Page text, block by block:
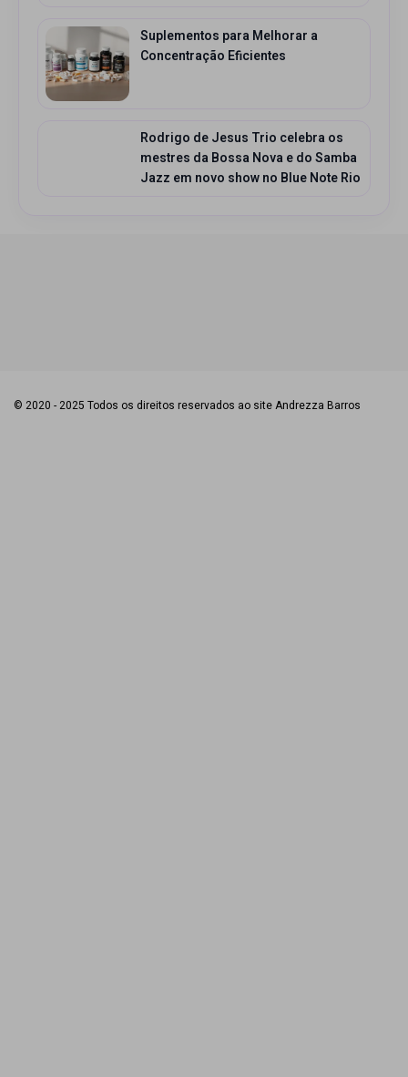
Suplementos para Melhorar a
Concentração Eficientes
Rodrigo de Jesus Trio celebra os
mestres da Bossa Nova e do Samba
Jazz em novo show no Blue Note Rio
© 2020 - 2025 Todos os direitos reservados ao site Andrezza Barros